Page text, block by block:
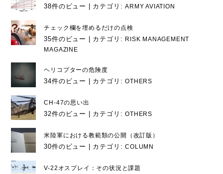
38件のビュー カテゴリ:ARMY AVIATION
チェック欄を埋めるだけの点検
35件のビュー カテゴリ: RISK MANAGEMENT
MAGAZINE
ヘリコプターの危険度
34件のビュー カテゴリ:OTHERS
CH-47の思い出
32件のビュー カテゴリ:OTHERS
米陸軍における教範類の公開（改訂版）
30件のビュー カテゴリ:COLUMN
V-22オスプレイ：その状況と課題